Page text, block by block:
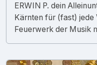
ERWIN P. dein
Kärnten für (fast) jede
Feuerwerk der Musik